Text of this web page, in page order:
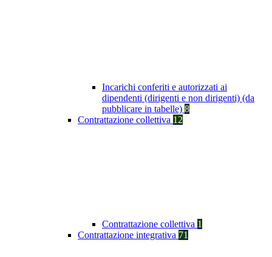
Incarichi conferiti e autorizzati ai
dipendenti (dirigenti e non dirigenti) (da
pubblicare in tabelle) 8
Contrattazione collettiva 12
Contrattazione collettiva 1
Contrattazione integrativa 71